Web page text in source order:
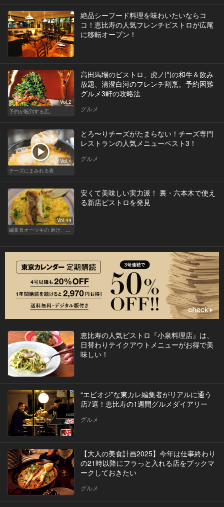
絶品シーフード料理を味わいたいならコ
コ！恵比寿の人気フレンチビストロが広尾
に移転オープン！
Vol.2
予約が殺到する店。
高田馬場のビストロ、虎ノ門の和牛＆飲み
放題、清澄白河のフレンチ割烹。予約困難
グルメ3軒の攻略法
グルメ
Vol.1
チーズにまみれる夜
とろ〜りチーズがたまらない！チーズ専門
レストランの人気メニューベスト3！
グルメ
Vol.49
編集長オーツキの 磨け、バカ舌！ 学べ、オトナの遊び
安くて美味しい実力派！ 裏・六本木で使え
る新店ビストロを発見
恵比寿の人気ビストロ『小泉料理店』は、
日替わりテイクアウトメニューがお得で美
味しい！
“エビオジ”な東カレ編集者がリアルに通う
店7選！恵比寿の1週間グルメダイアリー
グルメ
【大人の美食計画2025】今年は仕事終わり
の21時以降にフラっと入れる店をブックマ
ークしておきたい
グルメ